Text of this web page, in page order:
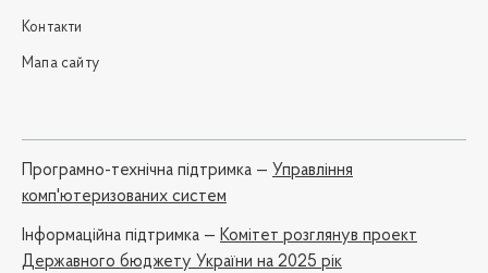
Контакти
Мапа сайту
Програмно-технічна підтримка — Управління
комп'ютеризованих систем
Iнформаційна підтримка — Комітет розглянув проект
Державного бюджету України на 2025 рік